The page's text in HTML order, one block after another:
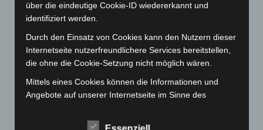
Oktober 2022(166)
August 2022(166)
Juli 2022(133)
Juni 2022(167)
Mai 2022(177)
über die eindeutige Cookie-ID wiedererkannt und
identifiziert werden.
Durch den Einsatz von Cookies kann den Nutzern dieser
Internetseite nutzerfreundlichere Services bereitstellen,
die ohne die Cookie-Setzung nicht möglich wären.
Mittels eines Cookies können die Informationen und
Angebote auf unserer Internetseite im Sinne des
wie bereits erwähnt, die Benutzer unserer Internetseite